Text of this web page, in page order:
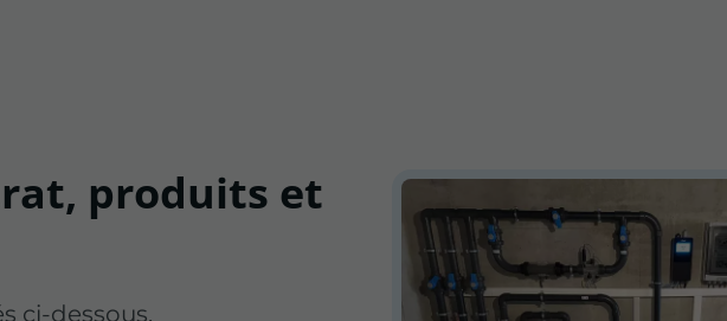
produits et
ci-dessous.